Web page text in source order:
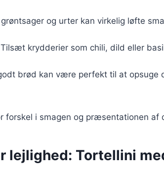
og urter kan virkelig løfte
krydderier som chili, dild eller
brød kan være perfekt til at opsuge
forskel i smagen og præsentationen af
lejlighed: Tortellini